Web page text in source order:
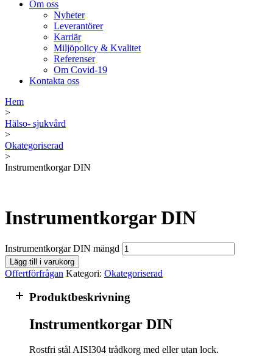
Om oss
Nyheter
Leverantörer
Karriär
Miljöpolicy & Kvalitet
Referenser
Om Covid-19
Kontakta oss
Hem
>
Hälso- sjukvård
>
Okategoriserad
>
Instrumentkorgar DIN
Instrumentkorgar DIN
Instrumentkorgar DIN mängd
Lägg till i varukorg
Offertförfrågan Kategori: Okategoriserad
Produktbeskrivning
Instrumentkorgar DIN
Rostfri stål AISI304 trådkorg med eller utan lock.